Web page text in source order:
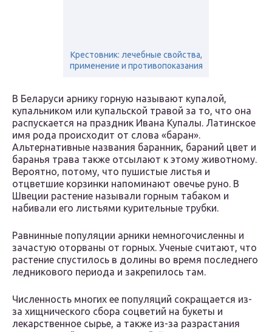
Крестовник: лечебные свойства,
применение и противопоказания
В Беларуси арнику горную называют купалой,
купальником или купальской травой за то, что она
распускается на праздник Ивана Купалы. Латинское
имя рода происходит от слова «баран».
Альтернативные названия баранник, бараний цвет и
баранья трава также отсылают к этому животному.
Вероятно, потому, что пушистые листья и
отцветшие корзинки напоминают овечье руно. В
Швеции растение называли горным табаком и
набивали его листьями курительные трубки.
Равнинные популяции арники немногочисленны и
зачастую оторваны от горных. Ученые считают, что
растение спустилось в долины во время последнего
ледникового периода и закрепилось там.
Численность многих ее популяций сокращается из-
за хищнического сбора соцветий на букеты и
лекарственное сырье, а также из-за разрастания